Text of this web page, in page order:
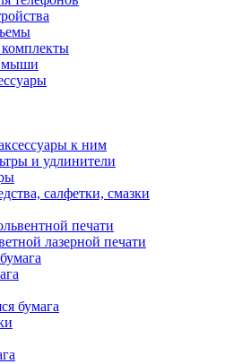
мыши
к ним
и удлинители
салфетки, смазки
печати
лазерной печати
бумага